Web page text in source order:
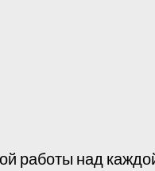
работы над